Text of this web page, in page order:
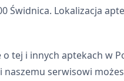
Świdnica. Lokalizacja
tej i innych aptekach w
serwisowi